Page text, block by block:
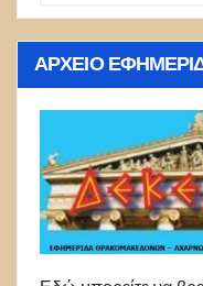
ΑΡΧΕΊΟ